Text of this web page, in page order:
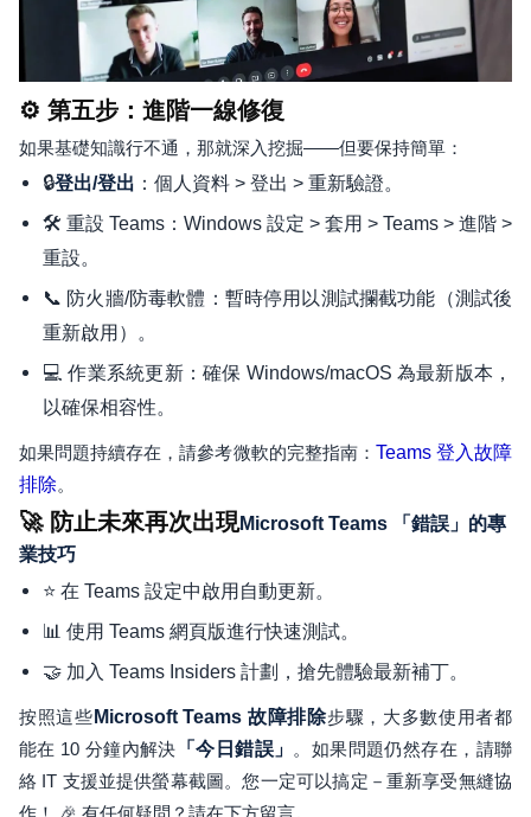
⚙️ 第五步：進階一線修復
如果基礎知識行不通，那就深入挖掘——但要保持簡單：
🔒登出/登出 ：個人資料 > 登出 > 重新驗證。
🛠️ 重設 Teams：Windows 設定 > 套用 > Teams > 進階 >
重設。
📞 防火牆/防毒軟體：暫時停用以測試攔截功能（測試後
重新啟用）。
💻 作業系統更新：確保 Windows/macOS 為最新版本，
以確保相容性。
如果問題持續存在，請參考微軟的完整指南： Teams 登入故障
排除。
🚀 防止未來再次出現Microsoft Teams 「錯誤」的專
業技巧
⭐ 在 Teams 設定中啟用自動更新。
📊 使用 Teams 網頁版進行快速測試。
🤝 加入 Teams Insiders 計劃，搶先體驗最新補丁。
按照這些 Microsoft Teams 故障排除步驟，大多數使用者都
能在 10 分鐘內解決 「今日錯誤」 。如果問題仍然存在，請聯
絡 IT 支援並提供螢幕截圖。您一定可以搞定－重新享受無縫協
作！ 🎉 有任何疑問？請在下方留言。